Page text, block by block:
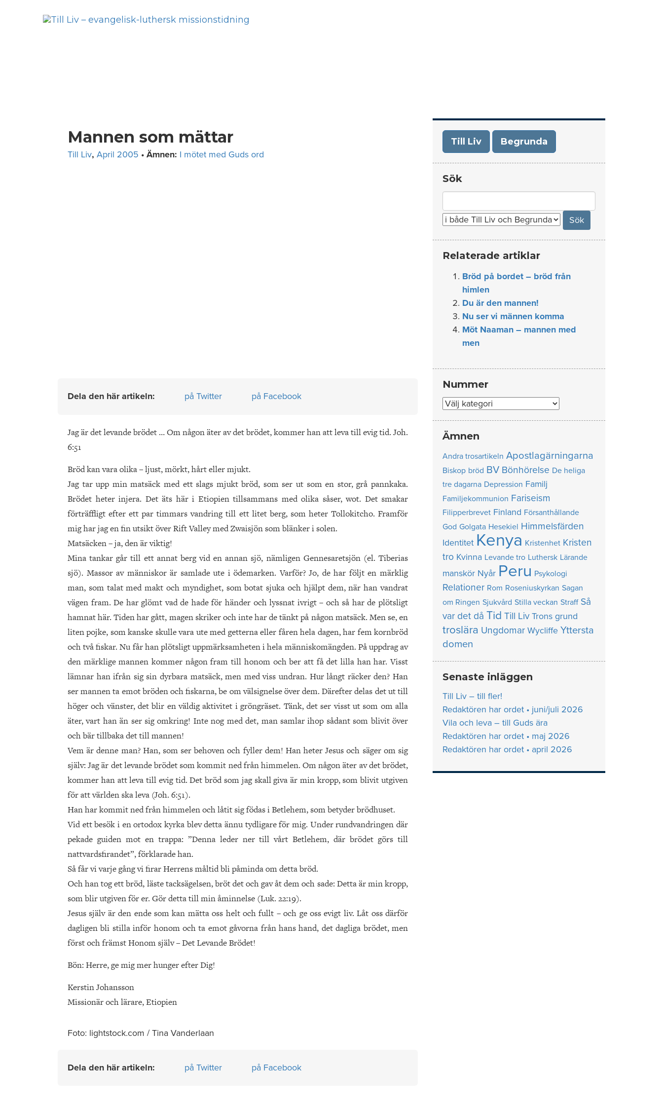
Mannen som mättar
Till Liv, April 2005 • Ämnen: I mötet med Guds ord
Dela den här artikeln: på Twitter på Facebook
Jag är det levande brödet … Om någon äter av det brödet, kommer han att leva till evig tid. Joh.
6:51
Bröd kan vara olika – ljust, mörkt, hårt eller mjukt.
Jag tar upp min matsäck med ett slags mjukt bröd, som ser ut som en stor, grå pannkaka.
Brödet heter injera. Det äts här i Etiopien tillsammans med olika såser, wot. Det smakar
förträffligt efter ett par timmars vandring till ett litet berg, som heter Tollokitcho. Framför
mig har jag en fin utsikt över Rift Valley med Zwaisjön som blänker i solen.
Matsäcken – ja, den är viktig!
Mina tankar går till ett annat berg vid en annan sjö, nämligen Gennesaretsjön (el. Tiberias
sjö). Massor av människor är samlade ute i ödemarken. Varför? Jo, de har följt en märklig
man, som talat med makt och myndighet, som botat sjuka och hjälpt dem, när han vandrat
vägen fram. De har glömt vad de hade för händer och lyssnat ivrigt – och så har de plötsligt
hamnat här. Tiden har gått, magen skriker och inte har de tänkt på någon matsäck. Men se, en
liten pojke, som kanske skulle vara ute med getterna eller fåren hela dagen, har fem kornbröd
och två fiskar. Nu får han plötsligt uppmärksamheten i hela människomängden. På uppdrag av
den märklige mannen kommer någon fram till honom och ber att få det lilla han har. Visst
lämnar han ifrån sig sin dyrbara matsäck, men med viss undran. Hur långt räcker den? Han
ser mannen ta emot bröden och fiskarna, be om välsignelse över dem. Därefter delas det ut till
höger och vänster, det blir en väldig aktivitet i gröngräset. Tänk, det ser visst ut som om alla
äter, vart han än ser sig omkring! Inte nog med det, man samlar ihop sådant som blivit över
och bär tillbaka det till mannen!
Vem är denne man? Han, som ser behoven och fyller dem! Han heter Jesus och säger om sig
själv: Jag är det levande brödet som kommit ned från himmelen. Om någon äter av det brödet,
kommer han att leva till evig tid. Det bröd som jag skall giva är min kropp, som blivit utgiven
för att världen ska leva (Joh. 6:51).
Han har kommit ned från himmelen och låtit sig födas i Betlehem, som betyder brödhuset.
Vid ett besök i en ortodox kyrka blev detta ännu tydligare för mig. Under rundvandringen där
pekade guiden mot en trappa: ”Denna leder ner till vårt Betlehem, där brödet görs till
nattvardsfirandet”, förklarade han.
Så får vi varje gång vi firar Herrens måltid bli påminda om detta bröd.
Och han tog ett bröd, läste tacksägelsen, bröt det och gav åt dem och sade: Detta är min kropp,
som blir utgiven för er. Gör detta till min åminnelse (Luk. 22:19).
Jesus själv är den ende som kan mätta oss helt och fullt – och ge oss evigt liv. Låt oss därför
dagligen bli stilla inför honom och ta emot gåvorna från hans hand, det dagliga brödet, men
först och främst Honom själv – Det Levande Brödet!
Bön: Herre, ge mig mer hunger efter Dig!
Kerstin Johansson
Missionär och lärare, Etiopien
Foto: lightstock.com / Tina Vanderlaan
Dela den här artikeln: på Twitter på Facebook
Till Liv Begrunda
Sök
for:
Relaterade artiklar
Bröd på bordet – bröd från
himlen
Du är den mannen!
Nu ser vi männen komma
Möt Naaman – mannen med
men
Nummer
Nummer
Ämnen
Andra trosartikeln Apostlagärningarna
Biskop bröd BV Bönhörelse De heliga
tre dagarna Depression Familj
Familjekommunion Fariseism
Filipperbrevet Finland Försanthållande
God Golgata Hesekiel Himmelsfärden
Identitet Kenya Kristenhet Kristen
tro Kvinna Levande tro Luthersk Lärande
manskör Nyår Peru Psykologi
Relationer Rom Roseniuskyrkan Sagan
om Ringen Sjukvård Stilla veckan Straff Så
var det då Tid Till Liv Trons grund
troslära Ungdomar Wycliffe Yttersta
domen
Senaste inläggen
Till Liv – till fler!
Redaktören har ordet • juni/juli 2026
Vila och leva – till Guds ära
Redaktören har ordet • maj 2026
Redaktören har ordet • april 2026